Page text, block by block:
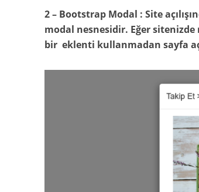
2 – Bootstrap Modal : Site
modal nesnesidir. Eğer
bir eklenti kullanmadan sayfa